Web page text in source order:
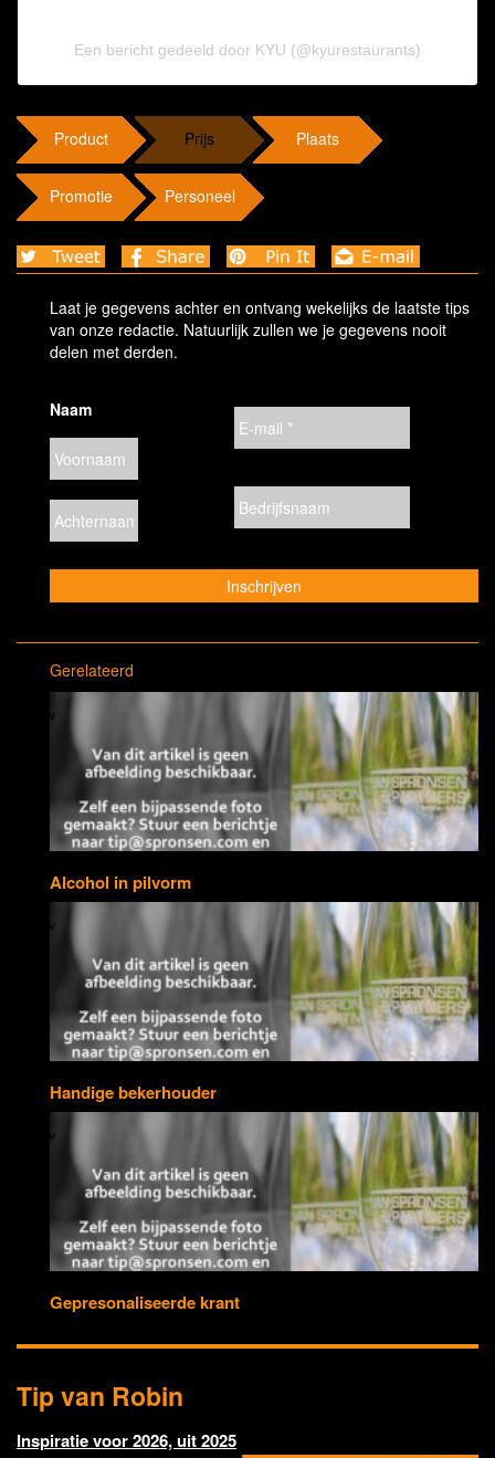
Een bericht gedeeld door KYU (@kyurestaurants)
Product Prijs Plaats
Promotie Personeel
Laat je gegevens achter en ontvang wekelijks de laatste tips
van onze redactie. Natuurlijk zullen we je gegevens nooit
delen met derden.
Naam
Gerelateerd
Alcohol in pilvorm
Handige bekerhouder
Gepresonaliseerde krant
Tip van Robin
Inspiratie voor 2026, uit 2025